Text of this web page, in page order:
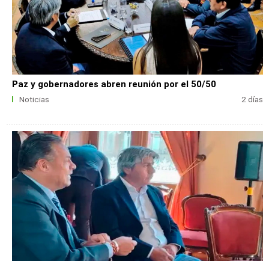
Paz y gobernadores abren reunión por el 50/50
Noticias 2 días